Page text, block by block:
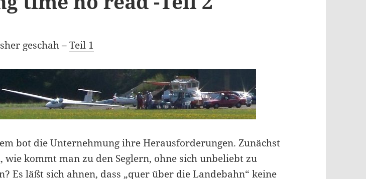
geschah –Teil 1
bot die Unternehmung ihre Herausforderungen. Zunächst
wie kommt man zu den Seglern, ohne sich unbeliebt zu
Es läßt sich ahnen, dass „quer über die Landebahn“ keine